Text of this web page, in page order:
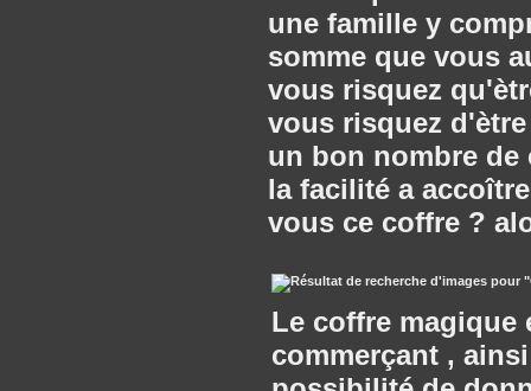
une famille y
somme que vous
vous risquez
vous risquez
un bon nombre de
la facilité a
vous ce coffre ?
Le coffre magique
commerçant ,